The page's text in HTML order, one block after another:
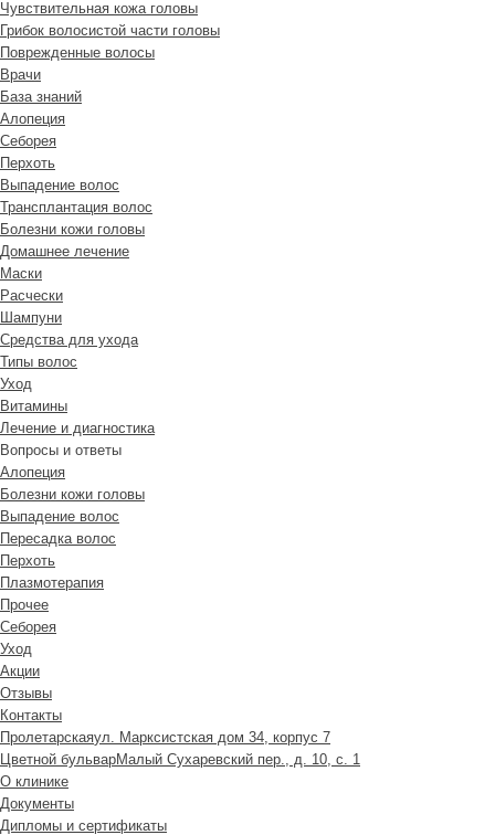
Чувствительная кожа головы
Грибок волосистой части головы
Поврежденные волосы
Врачи
База знаний
Алопеция
Себорея
Перхоть
Выпадение волос
Трансплантация волос
Болезни кожи головы
Домашнее лечение
Маски
Расчески
Шампуни
Средства для ухода
Типы волос
Уход
Витамины
Лечение и диагностика
Вопросы и ответы
Алопеция
Болезни кожи головы
Выпадение волос
Пересадка волос
Перхоть
Плазмотерапия
Прочее
Себорея
Уход
Акции
Отзывы
Контакты
Пролетарскаяул. Марксистская дом 34, корпус 7
Цветной бульварМалый Сухаревский пер., д. 10, с. 1
О клинике
Документы
Дипломы и сертификаты